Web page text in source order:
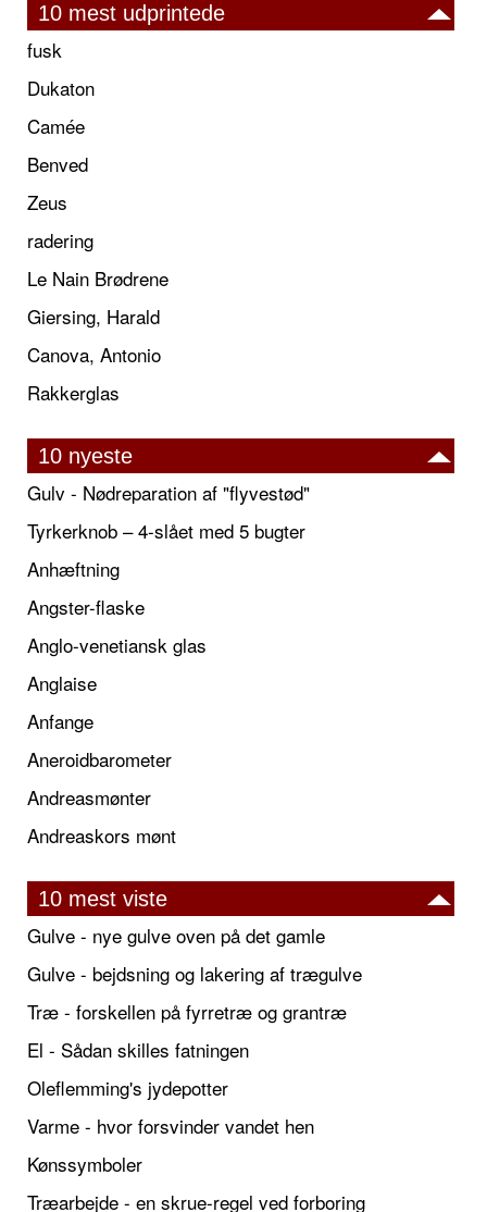
10 mest udprintede
fusk
Dukaton
Camée
Benved
Zeus
radering
Le Nain Brødrene
Giersing, Harald
Canova, Antonio
Rakkerglas
10 nyeste
Gulv - Nødreparation af "flyvestød"
Tyrkerknob – 4-slået med 5 bugter
Anhæftning
Angster-flaske
Anglo-venetiansk glas
Anglaise
Anfange
Aneroidbarometer
Andreasmønter
Andreaskors mønt
10 mest viste
Gulve - nye gulve oven på det gamle
Gulve - bejdsning og lakering af trægulve
Træ - forskellen på fyrretræ og grantræ
El - Sådan skilles fatningen
Oleflemming's jydepotter
Varme - hvor forsvinder vandet hen
Kønssymboler
Træarbejde - en skrue-regel ved forboring